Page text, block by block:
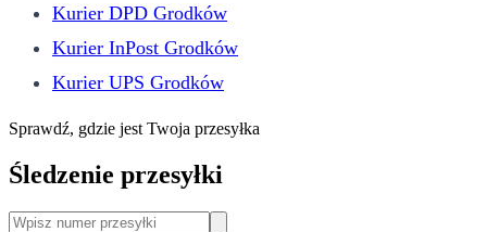
Kurier DPD Grodków
Kurier InPost Grodków
Kurier UPS Grodków
Sprawdź, gdzie jest Twoja przesyłka
Śledzenie przesyłki